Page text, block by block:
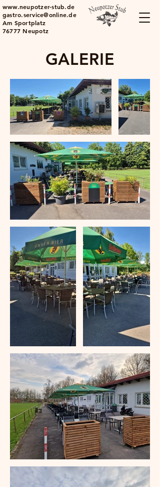
www.neupotzer-stub.de
gastro.service@online.de
Am Sportplatz
76777 Neupotz
GALERIE